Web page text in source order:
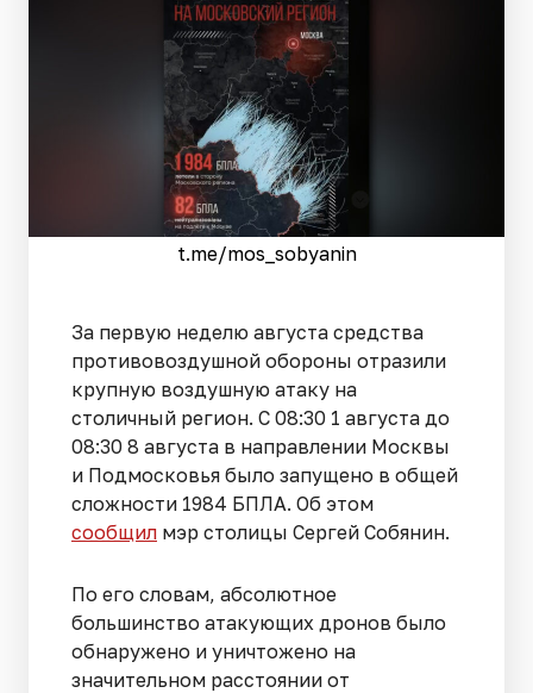
t.me/mos_sobyanin
За первую неделю августа средства
противовоздушной обороны отразили
крупную воздушную атаку на
столичный регион. С 08:30 1 августа до
08:30 8 августа в направлении Москвы
и Подмосковья было запущено в общей
сложности 1984 БПЛА. Об этом
сообщил мэр столицы Сергей Собянин.
По его словам, абсолютное
большинство атакующих дронов было
обнаружено и уничтожено на
значительном расстоянии от